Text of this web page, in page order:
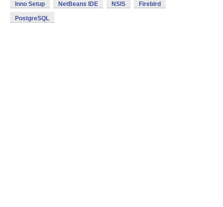
Inno Setup NetBeans IDE NSIS Firebird
PostgreSQL